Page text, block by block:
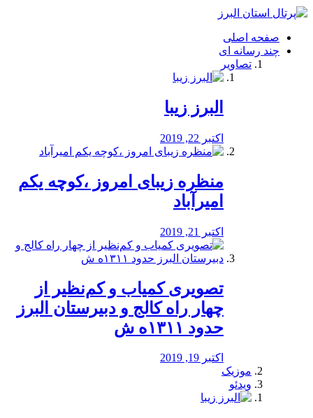
فصد
شرق
تهران
خشکشویی
صفحه اصلی
چند رسانه ای
تصاویر
البرز زیبا
اکتبر 22, 2019
منظره‌‌ زیبای امروز ،کوچه یکم
امیرآباد
اکتبر 21, 2019
️تصویری کمیاب و کم‌نظیر از
چهار راه كالج و دبيرستان البرز
حدود ۱۳۱۱ه ش
اکتبر 19, 2019
موزیک
ویدئو